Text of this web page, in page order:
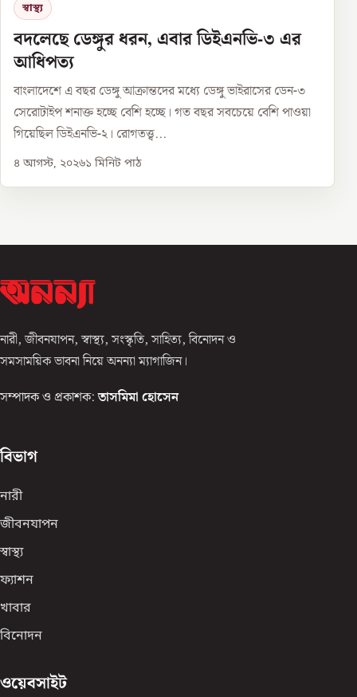
স্বাস্থ্য
বদলেছে ডেঙ্গুর ধরন, এবার ডিইএনভি-৩ এর
আধিপত্য
বাংলাদেশে এ বছর ডেঙ্গু আক্রান্তদের মধ্যে ডেঙ্গু ভাইরাসের ডেন-৩
সেরোটাইপ শনাক্ত হচ্ছে বেশি হচ্ছে। গত বছর সবচেয়ে বেশি পাওয়া
গিয়েছিল ডিইএনভি-২। রোগতত্ত্ব...
৪ আগস্ট, ২০২৬১ মিনিট পাঠ
নারী, জীবনযাপন, স্বাস্থ্য, সংস্কৃতি, সাহিত্য, বিনোদন ও
সমসাময়িক ভাবনা নিয়ে অনন্যা ম্যাগাজিন।
সম্পাদক ও প্রকাশক: তাসমিমা হোসেন
বিভাগ
নারী
জীবনযাপন
স্বাস্থ্য
ফ্যাশন
খাবার
বিনোদন
ওয়েবসাইট